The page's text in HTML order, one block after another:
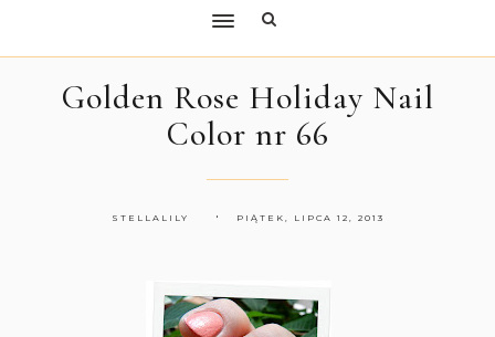
Golden Rose Holiday Nail
Color nr 66
STELLALILY PIĄTEK, LIPCA 12, 2013